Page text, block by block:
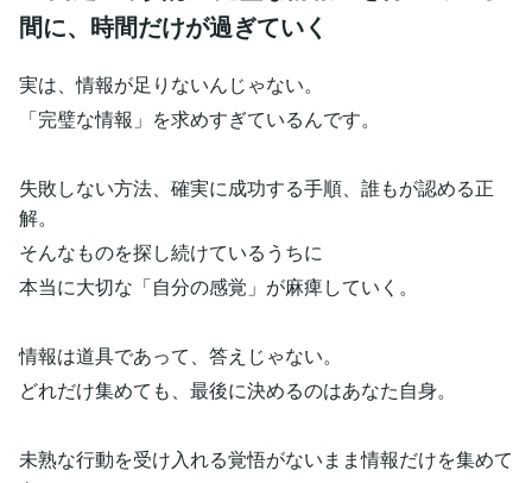
間に、時間だけが過ぎていく
実は、情報が足りないんじゃない。
「完璧な情報」を求めすぎているんです。
失敗しない方法、確実に成功する手順、誰もが認める正
解。
そんなものを探し続けているうちに
本当に大切な「自分の感覚」が麻痺していく。
情報は道具であって、答えじゃない。
どれだけ集めても、最後に決めるのはあなた自身。
未熟な行動を受け入れる覚悟がないまま情報だけを集めて